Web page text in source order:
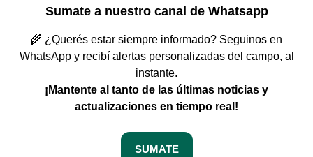
Sumate a nuestro canal de Whatsapp
🌾 ¿Querés estar siempre informado? Seguinos en
WhatsApp y recibí alertas personalizadas del campo, al
instante.
¡Mantente al tanto de las últimas noticias y
actualizaciones en tiempo real!
SUMATE